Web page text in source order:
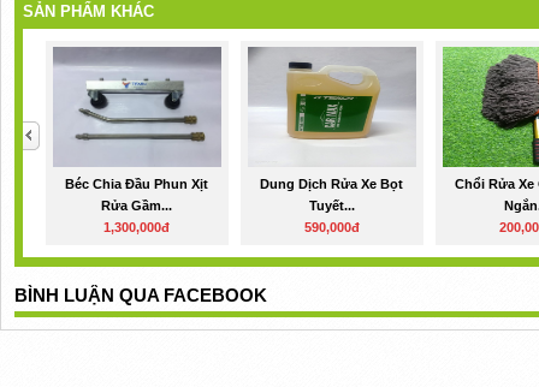
SẢN PHẨM KHÁC
Béc Chia Đầu Phun Xịt
Rửa Gầm...
1,300,000đ
Dung Dịch Rửa Xe Bọt
Tuyết...
590,000đ
Chổi Rửa Xe
BÌNH LUẬN QUA FACEBOOK